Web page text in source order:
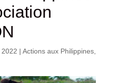
2022 | Actions aux Philippines,